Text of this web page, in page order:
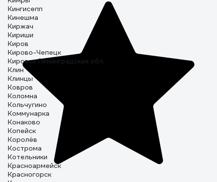
Кингисепп
Кинешма
Киржач
Кириши
Киров
Кирово-Чепецк
Кировск Ленинградская обл.
Клин
Клинцы
Ковров
Коломна
Кольчугино
Коммунарка
Конаково
Копейск
Королёв
Кострома
Котельники
Красноармейск
Красногорск